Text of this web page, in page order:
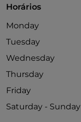
Horários
Monday
Tuesday
Wednesday
Thursday
Friday
Saturday - Sunday